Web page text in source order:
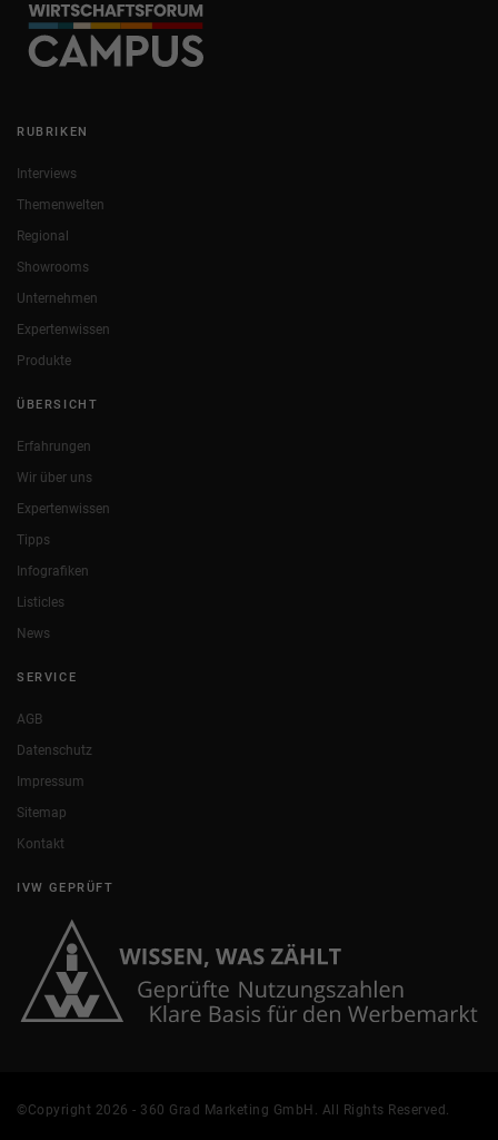
RUBRIKEN
Interviews
Themenwelten
Regional
Showrooms
Unternehmen
Expertenwissen
Produkte
ÜBERSICHT
Erfahrungen
Wir über uns
Expertenwissen
Tipps
Infografiken
Listicles
News
SERVICE
AGB
Datenschutz
Impressum
Sitemap
Kontakt
IVW GEPRÜFT
©Copyright 2026 - 360 Grad Marketing GmbH. All Rights Reserved.